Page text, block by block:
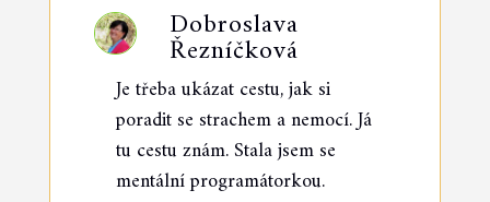
Dobroslava
Řezníčková
Je třeba ukázat cestu, jak si
poradit se strachem a nemocí. Já
tu cestu znám. Stala jsem se
mentální programátorkou.